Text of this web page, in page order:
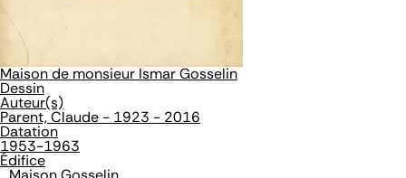
Maison de monsieur Ismar Gosselin
Dessin
Auteur(s)
Parent, Claude - 1923 - 2016
Datation
1953-1963
Édifice